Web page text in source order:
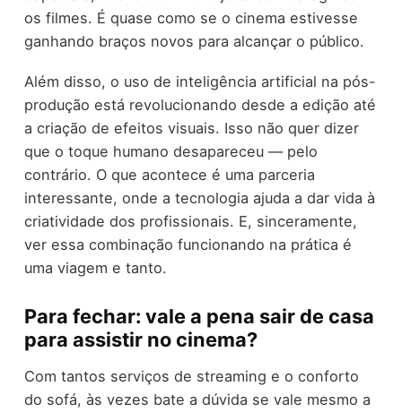
os filmes. É quase como se o cinema estivesse
ganhando braços novos para alcançar o público.
Além disso, o uso de inteligência artificial na pós-
produção está revolucionando desde a edição até
a criação de efeitos visuais. Isso não quer dizer
que o toque humano desapareceu — pelo
contrário. O que acontece é uma parceria
interessante, onde a tecnologia ajuda a dar vida à
criatividade dos profissionais. E, sinceramente,
ver essa combinação funcionando na prática é
uma viagem e tanto.
Para fechar: vale a pena sair de casa
para assistir no cinema?
Com tantos serviços de streaming e o conforto
do sofá, às vezes bate a dúvida se vale mesmo a